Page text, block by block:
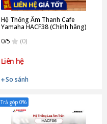
Hệ Thống Âm Thanh Cafe
Yamaha HACF38 (Chính hãng)
0/5
(0)
Liên hệ
So sánh
Trả góp 0%